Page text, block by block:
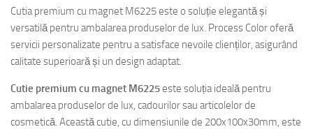
Cutia premium cu magnet M6225 este o soluție elegantă și
versatilă pentru ambalarea produselor de lux. Process Color oferă
servicii personalizate pentru a satisface nevoile clienților, asigurând
calitate superioară și un design adaptat.
Cutie premium cu magnet M6225este soluția ideală pentru
ambalarea produselor de lux, cadourilor sau articolelor de
cosmetică. Această cutie, cu dimensiunile de 200x100x30mm, este